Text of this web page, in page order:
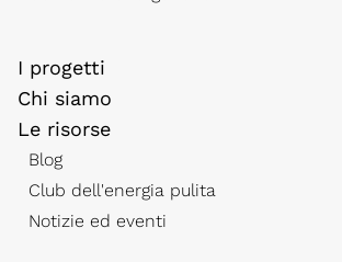
I progetti
Chi siamo
Le risorse
Blog
Club dell'energia pulita
Notizie ed eventi